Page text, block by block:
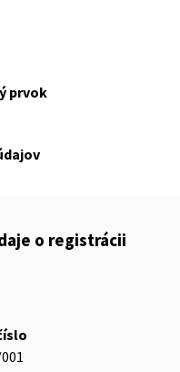
prvok
o registrácii